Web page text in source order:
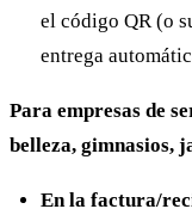
el código QR (o
entrega
Para empresas de
belleza, gimnasios,
En la factura/